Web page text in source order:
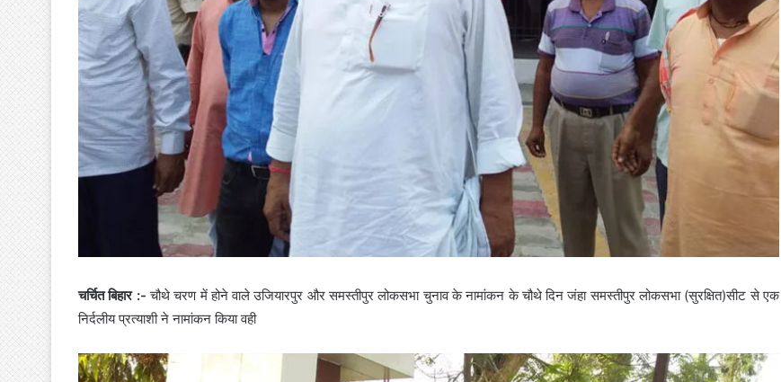
चर्चित बिहार :-चौथे चरण में होने वाले उजियारपुर और समस्तीपुर लोकसभा चुनाव के नामांकन के चौथे दिन जंहा समस्तीपुर लोकसभा (सुरक्षित)सीट से एक
निर्दलीय प्रत्याशी ने नामांकन किया वही